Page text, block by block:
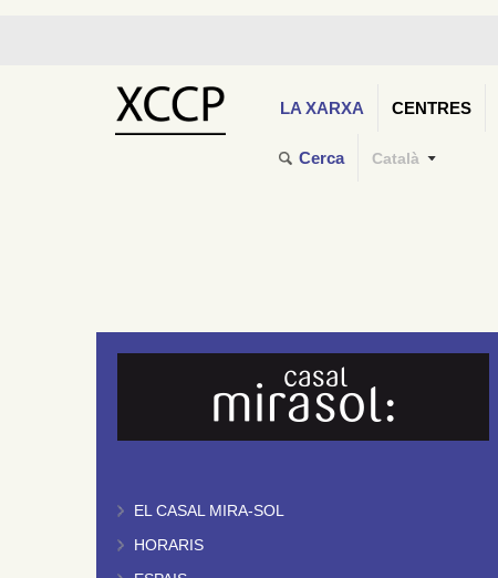
LA XARXA CENTRES
Cerca Català
EL CASAL MIRA-SOL
HORARIS